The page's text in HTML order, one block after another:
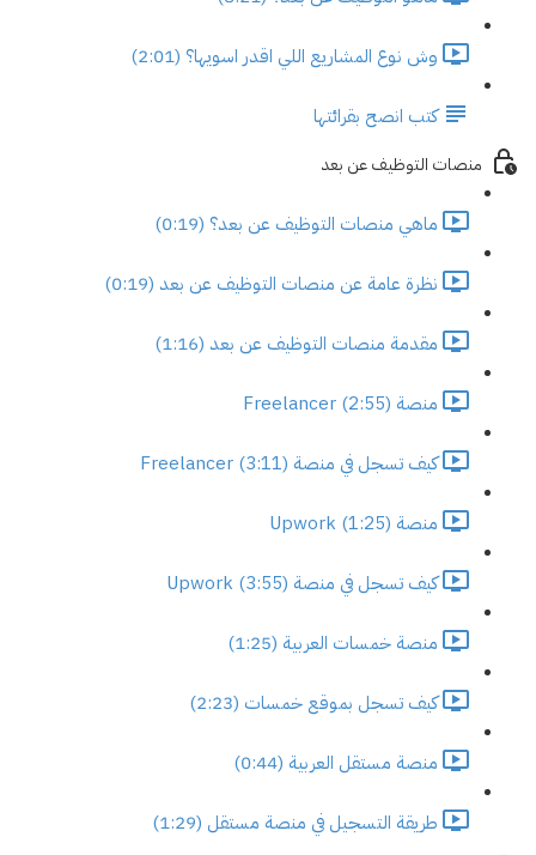
وش نوع المشاريع اللي اقدر اسويها؟ (2:01)
كتب انصح بقرائتها
منصات التوظيف عن بعد
ماهي منصات التوظيف عن بعد؟ (0:19)
نظرة عامة عن منصات التوظيف عن بعد (0:19)
مقدمة منصات التوظيف عن بعد (1:16)
منصة Freelancer (2:55)
كيف تسجل في منصة Freelancer (3:11)
منصة Upwork (1:25)
كيف تسجل في منصة Upwork (3:55)
منصة خمسات العربية (1:25)
كيف تسجل بموقع خمسات (2:23)
منصة مستقل العربية (0:44)
طريقة التسجيل في منصة مستقل (1:29)